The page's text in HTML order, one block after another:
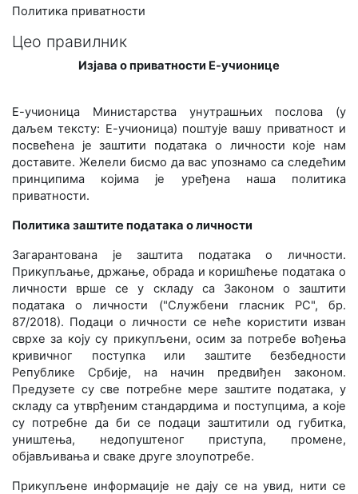
Политика приватности
Цео правилник
Изјава о приватности Е-учионице
Е-учионица Министарства унутрашњих послова (у
даљем тексту: Е-учионица) поштује вашу приватност и
посвећенa је заштити података о личности које нам
доставите. Желели бисмо да вас упознамо са следећим
принципима којима је уређена наша политика
приватности.
Политика заштите података о личности
Загарантована је заштита података о личности.
Прикупљање, држање, обрада и коришћење података о
личности врше се у складу са Законом о заштити
података о личности ("Службени гласник РС", бр.
87/2018). Подаци о личности се неће користити изван
сврхе за коју су прикупљени, осим за потребе вођења
кривичног поступка или заштите безбедности
Републике Србије, на начин предвиђен законом.
Предузете су све потребне мере заштите података, у
складу са утврђеним стандардима и поступцима, а које
су потребне да би се подаци заштитили од губитка,
уништења, недопуштеног приступа, промене,
објављивања и сваке друге злоупотребе.
Прикупљене информације не дају се на увид, нити се